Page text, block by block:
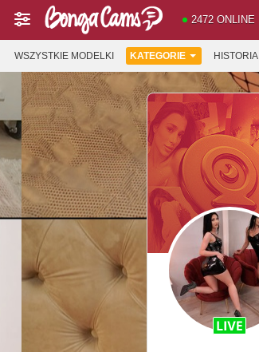
2472 ONLINE
WSZYSTKIE MODELKI KATEGORIE HISTORIA